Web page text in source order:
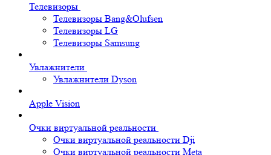
Телевизоры
Телевизоры Bang&Olufsen
Телевизоры LG
Телевизоры Samsung
Увлажнители
Увлажнители Dyson
Apple Vision
Очки виртуальной реальности
Очки виртуальной реальности Dji
Очки виртуальной реальности Meta